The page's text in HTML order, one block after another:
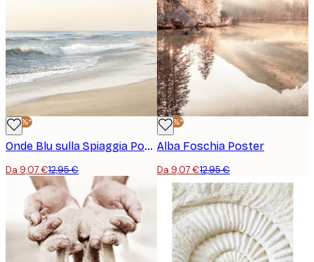
-30%*
Onde Blu sulla Spiaggia Poster
Da 9,07 €12,95 €
-30%*
Alba Foschia Poster
Da 9,07 €12,95 €